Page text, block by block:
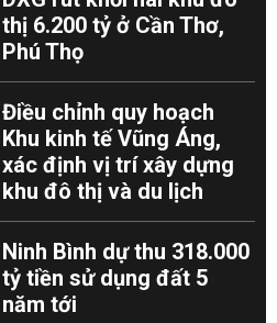
thị 6.200 tỷ ở Cần Thơ,
Phú Thọ
Điều chỉnh quy hoạch
Khu kinh tế Vũng Áng,
xác định vị trí xây dựng
khu đô thị và du lịch
Ninh Bình dự thu 318.000
tỷ tiền sử dụng đất 5
năm tới